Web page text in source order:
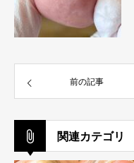
前の記事
関連カテゴリ